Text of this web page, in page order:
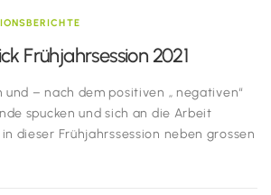
Frühjahrsession 2021
und – nach dem positiven „ negativen“
spucken und sich an die Arbeit
dieser Frühjahrssession neben grossen